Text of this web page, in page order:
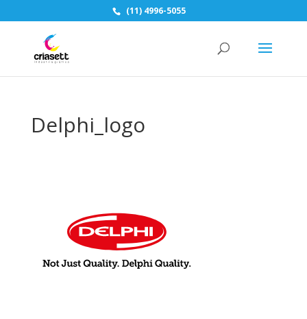
(11) 4996-5055
Delphi_logo